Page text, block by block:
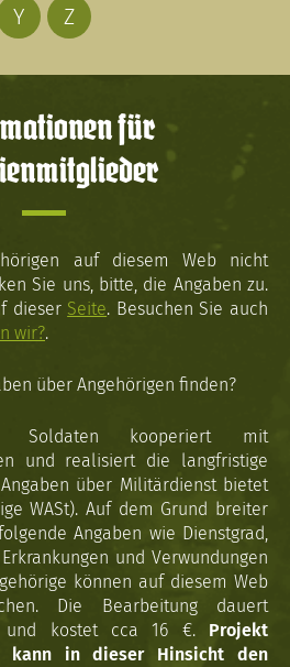
Y
Z
für
auf diesem Web nicht
Sie uns, bitte, die Angaben zu.
dieser Seite. Besuchen Sie auch
wir?.
über Angehörigen finden?
Soldaten kooperiert mit
und realisiert die langfristige
über Militärdienst bietet
WASt). Auf dem Grund breiter
Angaben wie Dienstgrad,
und Verwundungen
können auf diesem Web
Die Bearbeitung dauert
und kostet cca 16 €. Projekt
kann in dieser Hinsicht den